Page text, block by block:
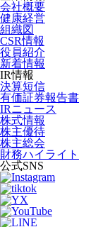
会社概要
健康経営
組織図
CSR情報
役員紹介
新着情報
IR情報
決算短信
有価証券報告書
IRニュース
株式情報
株主優待
株主総会
財務ハイライト
公式SNS